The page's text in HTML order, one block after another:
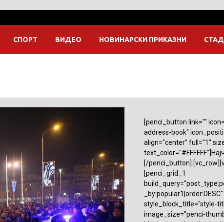
СПОРТ ВИДЕО НОВИНАРСКИ ПРИКАЗНИ
[penci_button link=""
address-book"
align="center" full="1"
[/penci_button]
[penci_grid_1
_by:popular1|order:DESC"
style_block_title="style-
image_size="penci-